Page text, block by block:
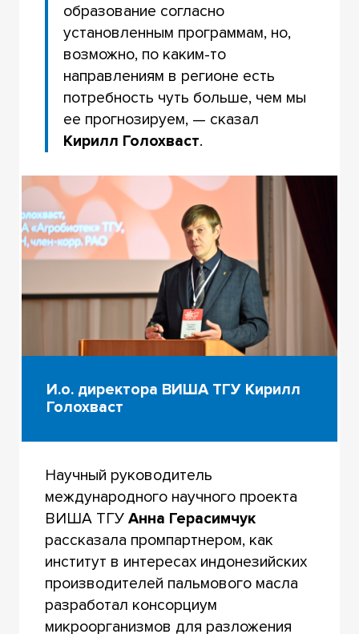
образование согласно
установленным программам, но,
возможно, по каким-то
направлениям в регионе есть
потребность чуть больше, чем мы
ее прогнозируем, — сказал
Кирилл Голохваст.
И.о. директора ВИША ТГУ Кирилл
Голохваст
Научный руководитель
международного научного проекта
ВИША ТГУ Анна Герасимчук
рассказала промпартнером, как
институт в интересах индонезийских
производителей пальмового масла
разработал консорциум
микроорганизмов для разложения